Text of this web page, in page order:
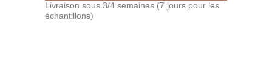
Livraison sous 3/4 semaines (7 jours pour les
échantillons)